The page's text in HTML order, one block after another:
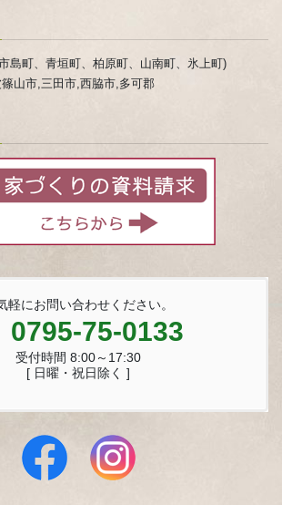
島町、青垣町、柏原町、山南町、氷上町)
山市,三田市,西脇市,多可郡
軽にお問い合わせください。
0795-75-0133
受付時間 8:00～17:30
[ 日曜・祝日除く ]